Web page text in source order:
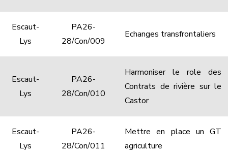
Escaut-
Lys
PA26-
28/Con/009
Echanges transfrontaliers
Escaut-
Lys
PA26-
28/Con/010
Harmoniser le role des
Contrats de rivière sur le
Castor
Escaut-
Lys
PA26-
28/Con/011
Mettre en place un GT
agriculture